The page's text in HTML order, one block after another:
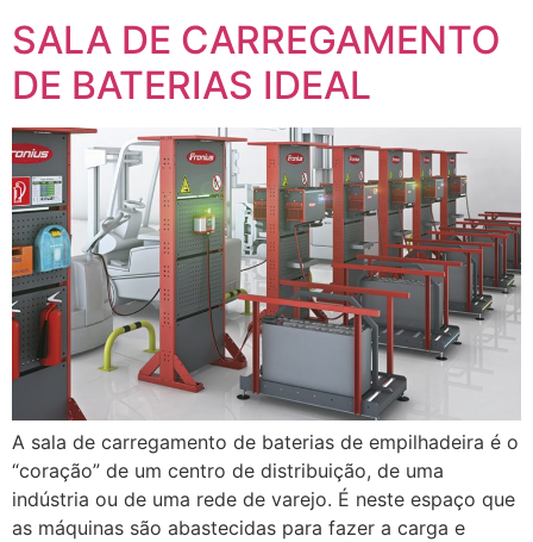
SALA DE CARREGAMENTO
DE BATERIAS IDEAL
A sala de carregamento de baterias de empilhadeira é o
“coração” de um centro de distribuição, de uma
indústria ou de uma rede de varejo. É neste espaço que
as máquinas são abastecidas para fazer a carga e